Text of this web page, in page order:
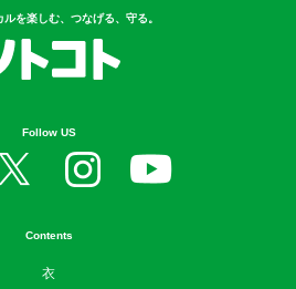
ルを楽しむ、つなげる、守る。
Follow US
Contents
衣